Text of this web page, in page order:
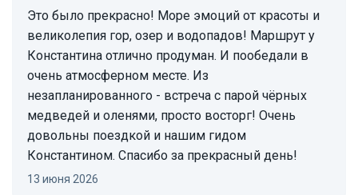
Это было прекрасно! Море эмоций от красоты и
великолепия гор, озер и водопадов! Маршрут у
Константина отлично продуман. И пообедали в
очень атмосферном месте. Из
незапланированного - встреча с парой чёрных
медведей и оленями, просто восторг! Очень
довольны поездкой и нашим гидом
Константином. Спасибо за прекрасный день!
13 июня 2026